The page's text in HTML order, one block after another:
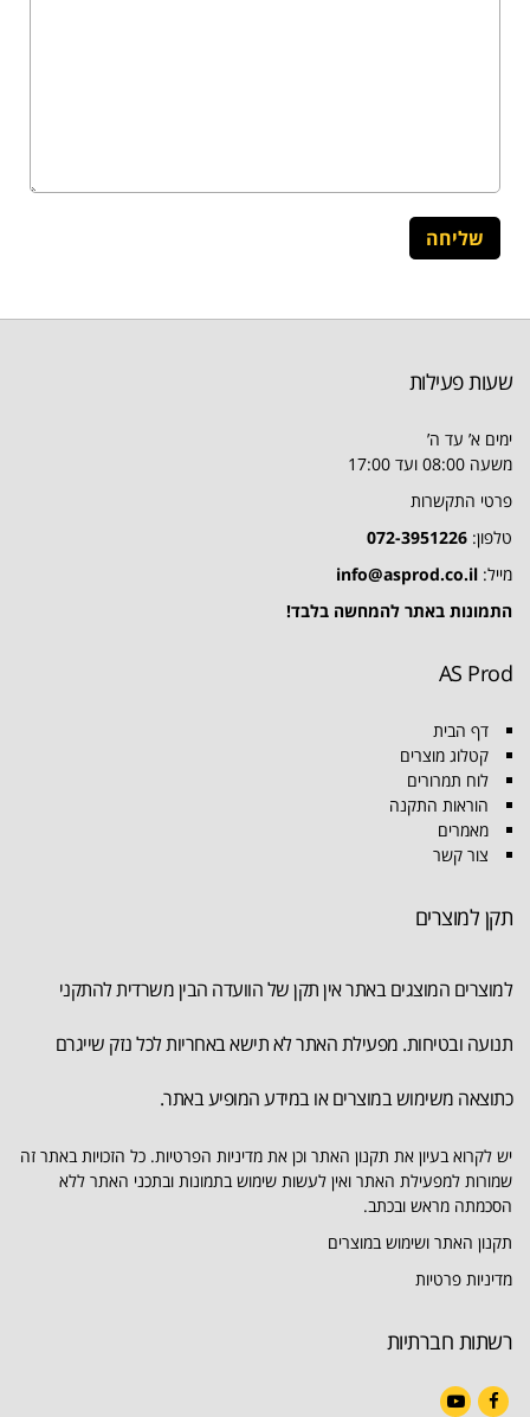
שעות פעילות
ימים א’ עד ה’
משעה 08:00 ועד 17:00
פרטי התקשרות
טלפון: 072-3951226
מייל: info@asprod.co.il
התמונות באתר להמחשה בלבד!
AS Prod
דף הבית
קטלוג מוצרים
לוח תמרורים
הוראות התקנה
מאמרים
צור קשר
תקן למוצרים
למוצרים המוצגים באתר אין תקן של הוועדה הבין משרדית להתקני
תנועה ובטיחות. מפעילת האתר לא תישא באחריות לכל נזק שייגרם
כתוצאה משימוש במוצרים או במידע המופיע באתר.
יש לקרוא בעיון את תקנון האתר וכן את מדיניות הפרטיות. כל הזכויות באתר זה
שמורות למפעילת האתר ואין לעשות שימוש בתמונות ובתכני האתר ללא
הסכמתה מראש ובכתב.
תקנון האתר ושימוש במוצרים
מדיניות פרטיות
רשתות חברתיות